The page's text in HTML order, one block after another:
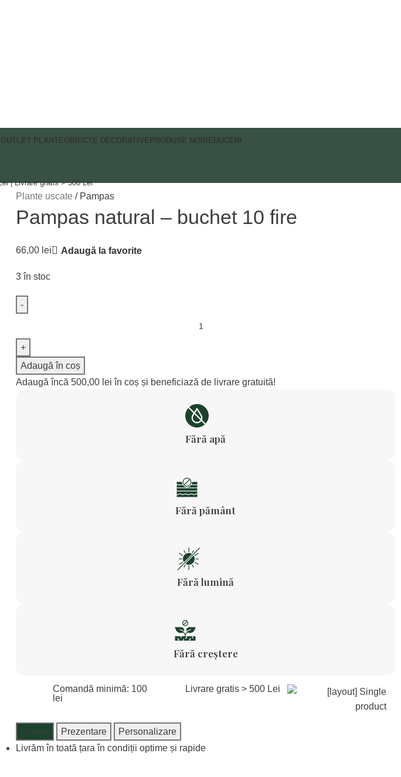
OUTLET PLANTEOBIECTE DECORATIVEPRODUSE NOI REDUCERI
| Livrare gratis > 500 Lei
Plante uscate Pampas
Pampas natural – buchet 10 fire
66,00 lei Adaugă la favorite
3 în stoc
Adaugă în coș
Adaugă încă 500,00 lei în coș și beneficiază de livrare gratuită!
Fără apă
Fără pământ
Fără lumină
Fără creștere
Comandă minimă: 100
lei
Livrare gratis > 500 Lei
Livrare Prezentare
Personalizare
Livrăm în toată țara în condiții optime și rapide